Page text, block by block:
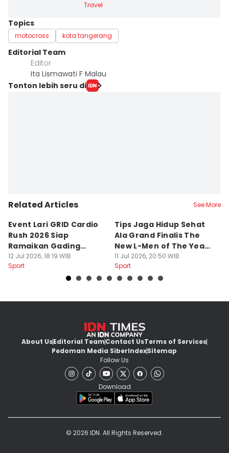
Travel
Topics
motocross kota tangerang
Editorial Team
Editor
Ita Lismawati F Malau
Tonton lebih seru di
Related Articles See More
Event Lari GRID Cardio
Rush 2026 Siap
Ramaikan Gading
Serpong
12 Jul 2026, 18:19 WIB
Sport
Tips Jaga Hidup Sehat
Ala Grand Finalis The
New L-Men of The Year
2026
11 Jul 2026, 20:50 WIB
Sport
About UsEditorial TeamContact UsTerms of Services
Pedoman Media SiberIndexSitemap
Follow Us
Download
© 2026 IDN. All Rights Reserved.